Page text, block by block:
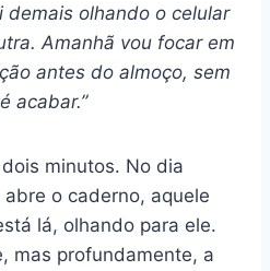
demais olhando o celular
Amanhã vou focar em
antes do almoço, sem
acabar.”
minutos. No dia
o caderno, aquele
lá, olhando para ele.
mas profundamente, a